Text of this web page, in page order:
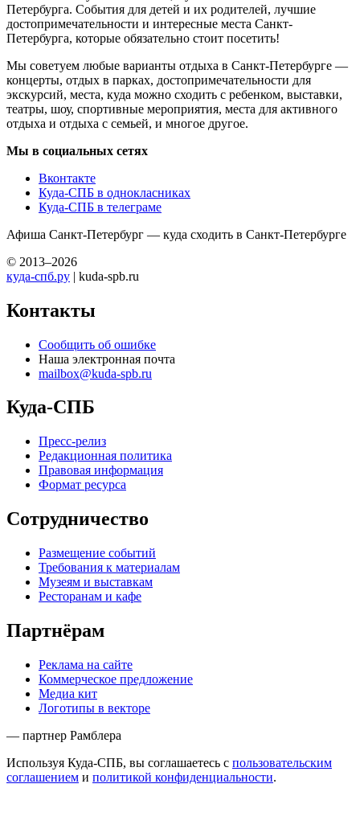
Петербурга. События для детей и их родителей, лучшие
достопримечательности и интересные места Санкт-
Петербурга, которые обязательно стоит посетить!
Мы советуем любые варианты отдыха в Санкт-Петербурге —
концерты, отдых в парках, достопримечательности для
экскурсий, места, куда можно сходить с ребенком, выставки,
театры, шоу, спортивные мероприятия, места для активного
отдыха и отдыха с семьей, и многое другое.
Мы в социальных сетях
Вконтакте
Куда-СПБ в однокласниках
Куда-СПБ в телеграме
Афиша Санкт-Петербург — куда сходить в Санкт-Петербурге
© 2013–2026
куда-спб.ру | kuda-spb.ru
Контакты
Сообщить об ошибке
Наша электронная почта
mailbox@kuda-spb.ru
Куда-СПБ
Пресс-релиз
Редакционная политика
Правовая информация
Формат ресурса
Сотрудничество
Размещение событий
Требования к материалам
Музеям и выставкам
Ресторанам и кафе
Партнёрам
Реклама на сайте
Коммерческое предложение
Медиа кит
Логотипы в векторе
— партнер Рамблера
Используя Куда-СПБ, вы соглашаетесь с пользовательским
соглашением и политикой конфиденциальности.